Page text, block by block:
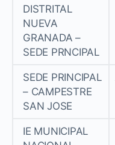
DISTRITAL
NUEVA
GRANADA –
SEDE PRNCIPAL
SEDE PRINCIPAL
– CAMPESTRE
SAN JOSE
IE MUNICIPAL